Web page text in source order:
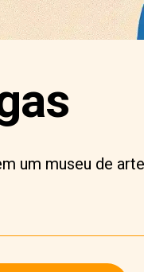
um museu de